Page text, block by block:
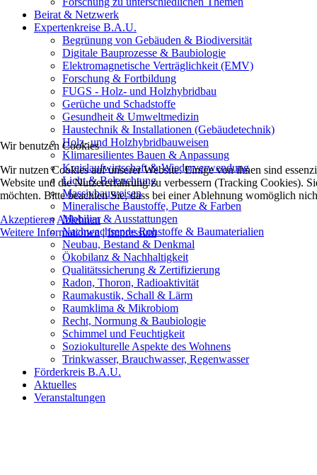
Beirat & Netzwerk
Expertenkreise B.A.U.
Begrünung von Gebäuden & Biodiversität
Digitale Bauprozesse & Baubiologie
Elektromagnetische Verträglichkeit (EMV)
Forschung & Fortbildung
FUGS - Holz- und Holzhybridbau
Gerüche und Schadstoffe
Gesundheit & Umweltmedizin
Haustechnik & Installationen (Gebäudetechnik)
Holz- und Holzhybridbauweisen
Klimaresilientes Bauen & Anpassung
Kreislaufwirtschaft & Wiederverwendung
Licht & Beleuchtung
Massivbauweisen
Mineralische Baustoffe, Putze & Farben
Mobiliar & Ausstattungen
Nachwachsende Rohstoffe & Baumaterialien
Neubau, Bestand & Denkmal
Ökobilanz & Nachhaltigkeit
Qualitätssicherung & Zertifizierung
Radon, Thoron, Radioaktivität
Raumakustik, Schall & Lärm
Raumklima & Mikrobiom
Recht, Normung & Baubiologie
Schimmel und Feuchtigkeit
Soziokulturelle Aspekte des Wohnens
Trinkwasser, Brauchwasser, Regenwasser
Förderkreis B.A.U.
Aktuelles
Veranstaltungen
Wir benutzen Cookies
Wir nutzen Cookies auf unserer Website. Einige von ihnen sind
Website und die Nutzererfahrung zu verbessern (Tracking Cookies).
möchten. Bitte beachten Sie, dass bei einer Ablehnung womöglich
Akzeptieren Ablehnen
Weitere Informationen|Impressum